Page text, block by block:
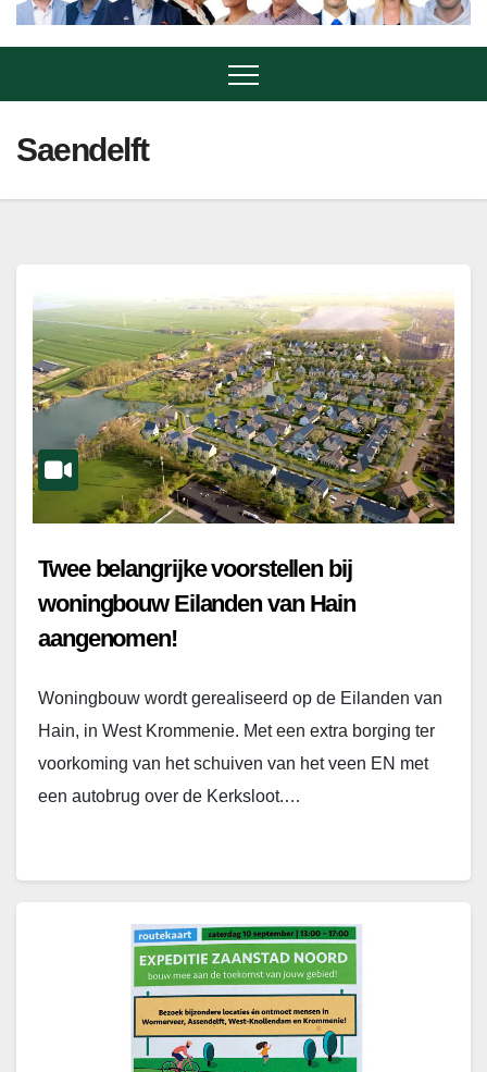
Saendelft
Twee belangrijke voorstellen bij
woningbouw Eilanden van Hain
aangenomen!
Woningbouw wordt gerealiseerd op de Eilanden van
Hain, in West Krommenie. Met een extra borging ter
voorkoming van het schuiven van het veen EN met
een autobrug over de Kerksloot.…